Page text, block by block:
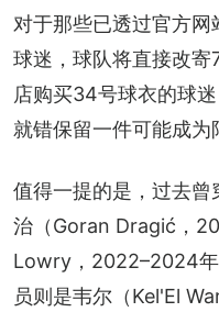
对于那些已透过官方
球迷，球队将直接改
店购买34号球衣的球
就错保留一件可能成为
值得一提的是，过去
治（Goran Dragić，
Lowry，2022–2024
员则是韦尔（Kel'El